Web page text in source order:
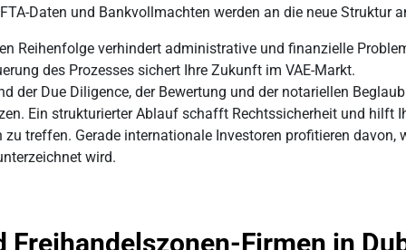
Daten und Bankvollmachten werden an die neue Struktur
Reihenfolge verhindert administrative und finanzielle
des Prozesses sichert Ihre Zukunft im VAE-Markt.
der Due Diligence, der Bewertung und der notariellen
Ein strukturierter Ablauf schafft Rechtssicherheit und hilft
treffen. Gerade internationale Investoren profitieren
wird.
Firmen in